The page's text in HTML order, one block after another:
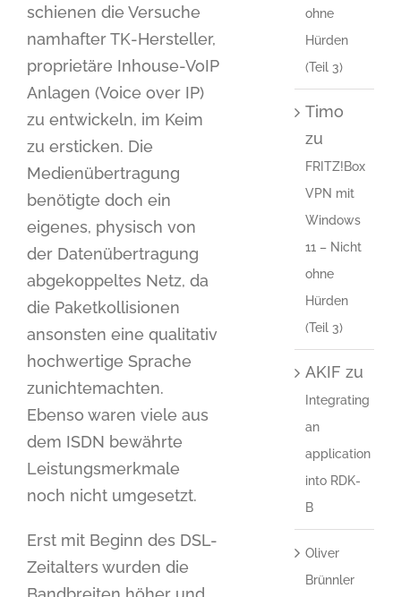
schienen die Versuche
namhafter TK-Hersteller,
proprietäre Inhouse-VoIP
Anlagen (Voice over IP)
zu entwickeln, im Keim
zu ersticken. Die
Medienübertragung
benötigte doch ein
eigenes, physisch von
der Datenübertragung
abgekoppeltes Netz, da
die Paketkollisionen
ansonsten eine qualitativ
hochwertige Sprache
zunichtemachten.
Ebenso waren viele aus
dem ISDN bewährte
Leistungsmerkmale
noch nicht umgesetzt.
Erst mit Beginn des DSL-
Zeitalters wurden die
ohne
Hürden
(Teil 3)
Timo
zu
FRITZ!Box
VPN mit
Windows
11 – Nicht
ohne
Hürden
(Teil 3)
AKIF zu
Integrating
an
application
into RDK-
B
Oliver
Brünnler